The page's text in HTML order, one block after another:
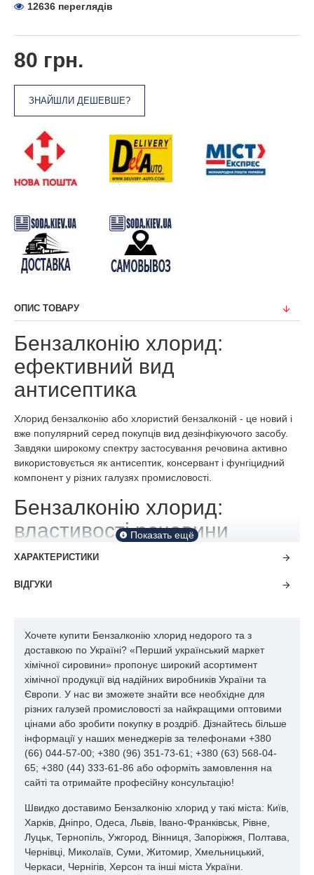
80 грн.
ЗНАЙШЛИ ДЕШЕВШЕ?
12636 переглядів
ОПИС ТОВАРУ
Бензалконію хлорид:
ефективний вид
антисептика
Хлорид бензалконію або хлористий бензалконій - це новий і
вже популярний серед покупців вид дезінфікуючого засобу.
Завдяки широкому спектру застосування речовина активно
використовується як антисептик, консервант і фунгіцидний
компонент у різних галузях промисловості.
Бензалконію хлорид:
властивості речовини
Якими ж характеристиками має антисептик? Цей вид
спиртовим запахом, його колір варіюється від жовтого до
воді кімнатної температури. Розчин бензалконію хлориду є
розчинний також в етанолі. Не втрачає біоцидних
властивостей при використанні в лужних та кислих
агресивних середовищах.
Бензалконію хлорид – палива хімічна речовина, яка у процесі
горіння виділяє небезпечні для здоров'я людини токсичні
гази. У складі ці випари містять частинки хлору, аміаку та
оксиди азоту, вони дратують слизові оболонки верхніх
дихальних шляхів та очей.
Для водних організмів хлористий бензалконій дуже токсичний
знаходиться під забороною. Важливо запобігти можливому
попаданню речовини в стічні води та забруднення водойм,
тому на складських приміщеннях не повинно бути доступу до
каналізації. Зберігати його рекомендується в спеціально
ХАРАКТЕРИСТИКИ
ВІДГУКИ
Хочете купити Бензалконію хлорид недорого та з
доставкою по Україні? «Перший український маркет
хімічної сировини» пропонує широкий асортимент
хімічної продукції від надійних виробників України та
Європи. У нас ви зможете знайти все необхідне для
різних галузей промисловості за найкращими оптовими
цінами або зробити покупку в роздріб. Дізнайтесь більше
інформації у наших менеджерів за телефонами +380
(66) 044-57-00; +380 (96) 351-73-61; +380 (63) 568-04-
65; +380 (44) 333-61-86 або оформіть замовлення на
сайті та отримайте професійну консультацію!
Швидко доставимо Бензалконію хлорид у такі міста: Київ,
Харків, Дніпро, Одеса, Львів, Івано-Франківськ, Рівне,
Луцьк, Тернопіль, Ужгород, Вінниця, Запоріжжя, Полтава,
Чернівці, Миколаїв, Суми, Житомир, Хмельницький,
Черкаси, Чернігів, Херсон та інші міста України.